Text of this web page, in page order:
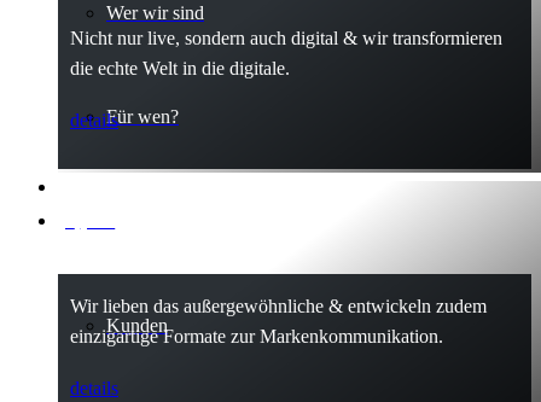
Wer wir sind
Für wen?
Kunden
Nicht nur live, sondern auch digital & wir transformieren
die echte Welt in die digitale.
details
Innovation.
Wir lieben das außergewöhnliche & entwickeln zudem
einzigartige Formate zur Markenkommunikation.
details